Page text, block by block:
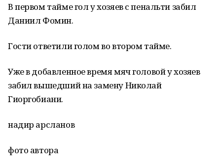
В первом тайме гол у хозяев с пенальти забил
Даниил Фомин.
Гости ответили голом во втором тайме.
Уже в добавленное время мяч головой у хозяев
забил вышедший на замену Николай
Гиоргобиани.
надир арсланов
фото автора